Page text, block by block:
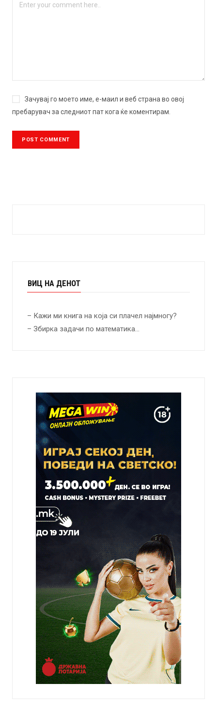
Зачувај го моето име, е-маил и веб страна во овој
пребарувач за следниот пат кога ќе коментирам.
ВИЦ НА ДЕНОТ
– Кажи ми книга на која си плачел најмногу?
– Збирка задачи по математика…